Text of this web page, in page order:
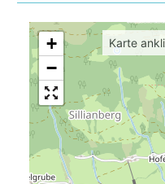
+
−
Karte